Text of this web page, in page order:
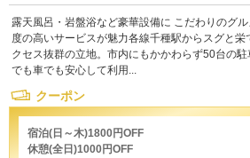
露天風呂・岩盤浴など豪華設備に こだわりのグ
度の高いサービスが魅力各線千種駅からスグと
クセス抜群の立地。市内にもかかわらず50台の
でも車でも安心して利用...
クーポン
宿泊(日～木)1800円OFF
休憩(全日)1000円OFF